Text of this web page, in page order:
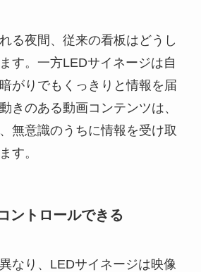
る夜間、従来の看板はどうし
す。一方LEDサイネージは自
がりでもくっきりと情報を届
きのある動画コンテンツは、
無意識のうちに情報を受け取
す。
ントロールできる
なり、LEDサイネージは映像